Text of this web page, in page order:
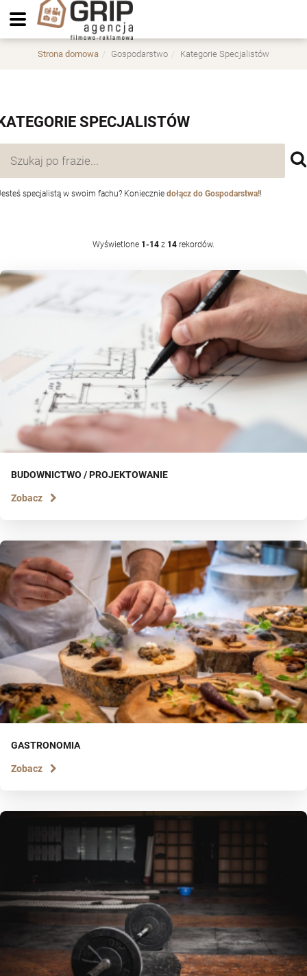
Strona domowa Gospodarstwo Kategorie Specjalistów
SPECJALISTÓW
specjalistą w swoim fachu? Koniecznie dołącz do Gospodarstwa!!
Wyświetlone 1-14 z 14 rekordów.
BUDOWNICTWO / PROJEKTOWANIE
Zobacz
GASTRONOMIA
Zobacz